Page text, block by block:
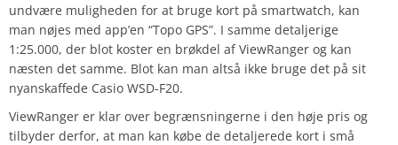
undvære muligheden for at bruge kort på smartwatch, kan
man nøjes med app’en “Topo GPS”. I samme detaljerige
1:25.000, der blot koster en brøkdel af ViewRanger og kan
næsten det samme. Blot kan man altså ikke bruge det på sit
nyanskaffede Casio WSD-F20.
ViewRanger er klar over begrænsningerne i den høje pris og
tilbyder derfor, at man kan købe de detaljerede kort i små